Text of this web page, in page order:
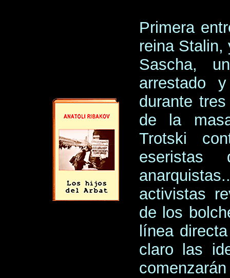
Primera
reina Stalin,
Sascha,
arrestado
durante
de la
Trotski
eseristas
activistas
de los
línea
claro las